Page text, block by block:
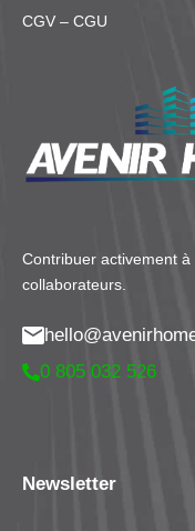
Contribuer activement
collaborateurs.
0 805 032 526
CGV – CGU
Newsletter